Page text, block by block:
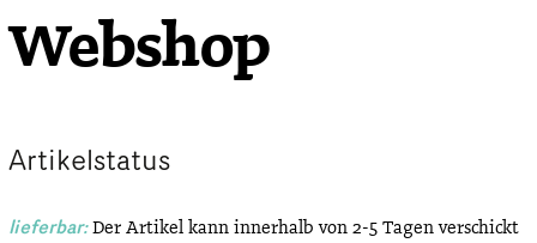
Webshop
Artikelstatus
lieferbar:Der Artikel kann innerhalb von 2-5 Tagen verschickt